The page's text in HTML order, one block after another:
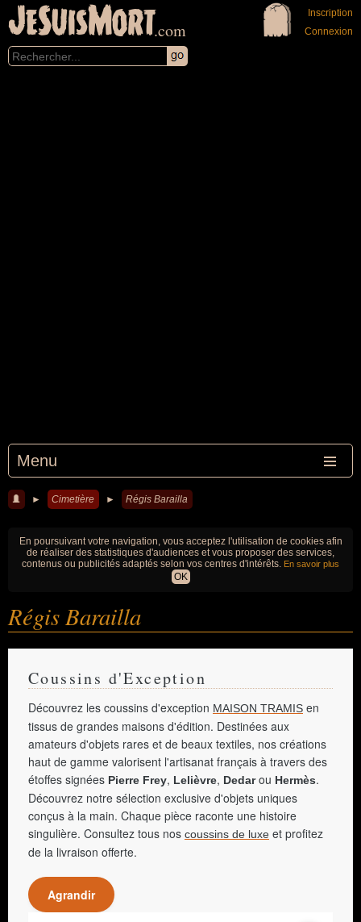
JeSuisMort.com
Menu
Inscription
Connexion
► Cimetière ► Régis Barailla
En poursuivant votre navigation, vous acceptez l'utilisation de cookies afin
de réaliser des statistiques d'audiences et vous proposer des services,
contenus ou publicités adaptés selon vos centres d'intérêts. En savoir plus
OK
Régis Barailla
Coussins d'Exception
Découvrez les coussins d'exception MAISON TRAMIS en
tissus de grandes maisons d'édition. Destinées aux
amateurs d'objets rares et de beaux textiles, nos créations
haut de gamme valorisent l'artisanat français à travers des
étoffes signées Pierre Frey, Lelièvre, Dedarou Hermès.
Découvrez notre sélection exclusive d'objets uniques
conçus à la main. Chaque pièce raconte une histoire
singulière. Consultez tous nos coussins de luxe et profitez
de la livraison offerte.
Agrandir